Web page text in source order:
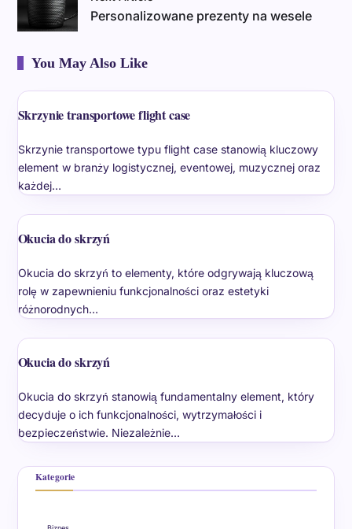
Personalizowane prezenty na wesele
You May Also Like
Skrzynie transportowe flight case
Skrzynie transportowe typu flight case stanowią kluczowy
element w branży logistycznej, eventowej, muzycznej oraz
każdej…
Okucia do skrzyń
Okucia do skrzyń to elementy, które odgrywają kluczową
rolę w zapewnieniu funkcjonalności oraz estetyki
różnorodnych…
Okucia do skrzyń
Okucia do skrzyń stanowią fundamentalny element, który
decyduje o ich funkcjonalności, wytrzymałości i
bezpieczeństwie. Niezależnie…
Kategorie